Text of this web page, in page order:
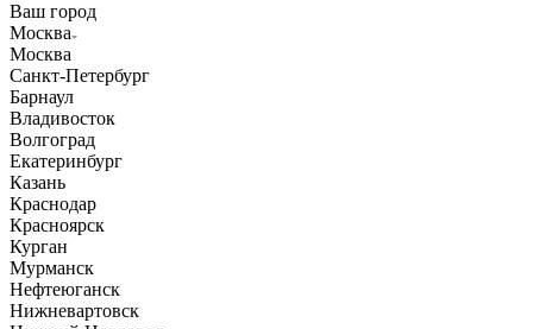
Ваш город
Москва
Москва
Санкт-Петербург
Барнаул
Владивосток
Волгоград
Екатеринбург
Казань
Краснодар
Красноярск
Курган
Мурманск
Нефтеюганск
Нижневартовск